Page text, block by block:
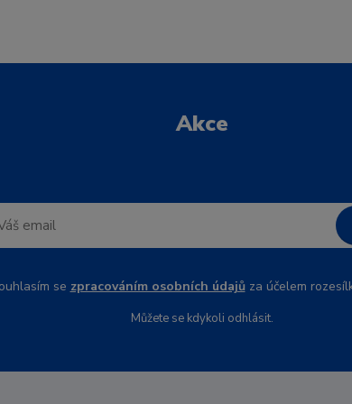
Akce
se zpracováním osobních údajůza účelem
Můžete se kdykoli odhlásit.